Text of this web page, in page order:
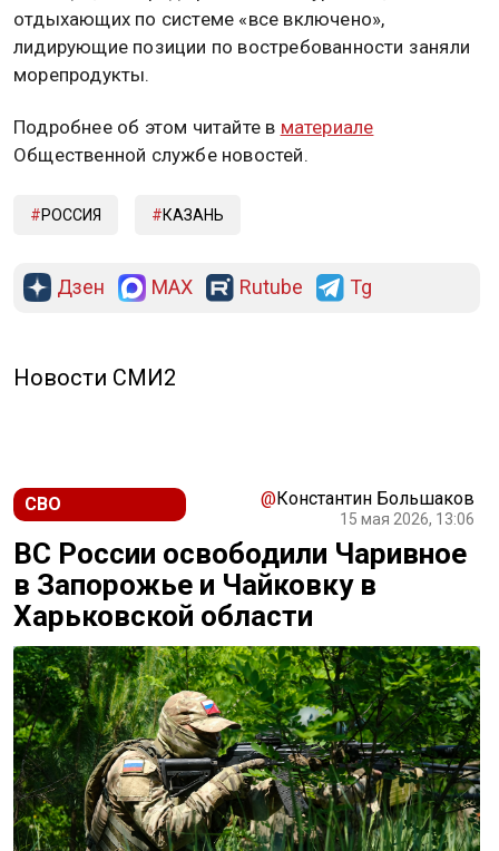
отдыхающих по системе «все включено»,
лидирующие позиции по востребованности заняли
морепродукты.
Подробнее об этом читайте в материале
Общественной службе новостей.
РОССИЯ КАЗАНЬ
Дзен MAX Rutube Tg
Новости СМИ2
СВО @Константин Большаков
15 мая 2026, 13:06
ВС России освободили Чаривное
в Запорожье и Чайковку в
Харьковской области